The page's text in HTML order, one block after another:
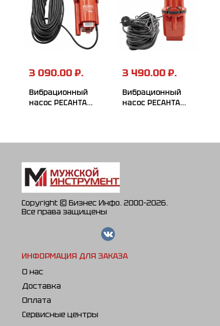
3 090.00 ₽.
Вибрационный
насос РЕСАНТА
3 490.00 ₽.
Вибрационный
насос РЕСАНТА
Copyright © Бизнес Инфо. 2000-2026.
Все права защищены
ИНФОРМАЦИЯ ДЛЯ ЗАКАЗА
О нас
Доставка
Оплата
Сервисные центры